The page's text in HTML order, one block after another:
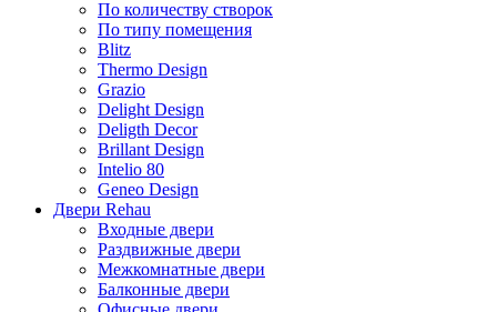
По количеству створок
По типу помещения
Blitz
Thermo Design
Grazio
Delight Design
Deligth Decor
Brillant Design
Intelio 80
Geneo Design
Двери Rehau
Входные двери
Раздвижные двери
Межкомнатные двери
Балконные двери